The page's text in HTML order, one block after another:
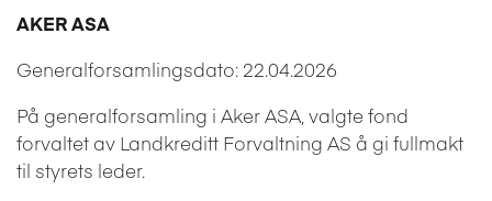
AKER ASA
Generalforsamlingsdato: 22.04.2026
På generalforsamling i Aker ASA, valgte fond
forvaltet av Landkreditt Forvaltning AS å gi fullmakt
til styrets leder.